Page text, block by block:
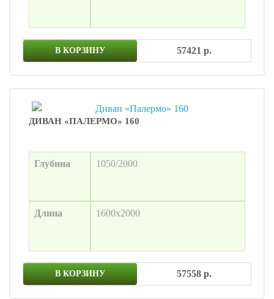
В КОРЗИНУ 57421 р.
ДИВАН «ПАЛЕРМО» 160
Глубина 1050/2000
Длина 1600х2000
В КОРЗИНУ 57558 р.